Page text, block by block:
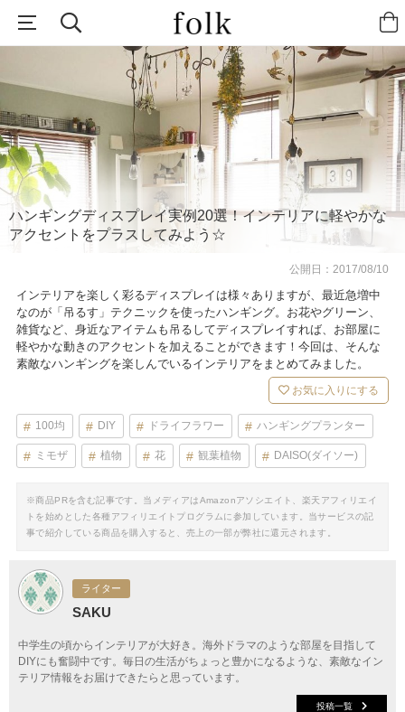
ハンギングディスプレイ実例20選！インテリアに軽やかな
アクセントをプラスしてみよう☆
公開日：2017/08/10
インテリアを楽しく彩るディスプレイは様々ありますが、最近急増中
なのが「吊るす」テクニックを使ったハンギング。お花やグリーン、
雑貨など、身近なアイテムも吊るしてディスプレイすれば、お部屋に
軽やかな動きのアクセントを加えることができます！今回は、そんな
素敵なハンギングを楽しんでいるインテリアをまとめてみました。
お気に入りにする
100均 DIY ドライフラワー ハンギングプランター
ミモザ 植物 花 観葉植物 DAISO(ダイソー)
※商品PRを含む記事です。当メディアはAmazonアソシエイト、楽天アフィリエイ
トを始めとした各種アフィリエイトプログラムに参加しています。当サービスの記
事で紹介している商品を購入すると、売上の一部が弊社に還元されます。
ライター
SAKU
中学生の頃からインテリアが大好き。海外ドラマのような部屋を目指して
DIYにも奮闘中です。毎日の生活がちょっと豊かになるような、素敵なイン
テリア情報をお届けできたらと思っています。
投稿一覧